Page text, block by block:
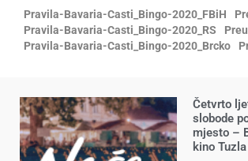
Pravila-Bavaria-Casti_Bingo-2020_FBiH
Pravila-Bavaria-Casti_Bingo-2020_RS
Pravila-Bavaria-Casti_Bingo-2020_Brcko
Četvrto
slobode
mjesto –
kino Tuzla